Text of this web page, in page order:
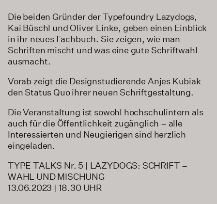
Die beiden Gründer der Typefoundry Lazydogs,
Kai Büschl und Oliver Linke, geben einen Einblick
in ihr neues Fachbuch. Sie zeigen, wie man
Schriften mischt und was eine gute Schriftwahl
ausmacht.
Vorab zeigt die Designstudierende Anjes Kubiak
den Status Quo ihrer neuen Schriftgestaltung.
Die Veranstaltung ist sowohl hochschulintern als
auch für die Öffentlichkeit zugänglich – alle
Interessierten und Neugierigen sind herzlich
eingeladen.
TYPE TALKS Nr. 5 | LAZYDOGS: SCHRIFT –
WAHL UND MISCHUNG
13.06.2023 | 18.30 UHR